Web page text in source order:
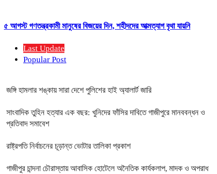
৫ আগস্ট গণতন্ত্রকামী মানুষের বিজয়ের দিন, শহীদদের আত্মত্যাগ বৃথা যায়নি
Last Update
Popular Post
জঙ্গি হামলার শঙ্কায় সারা দেশে পুলিশের হাই অ্যালার্ট জারি
সাংবাদিক তুহিন হত্যার এক বছর: খুনিদের ফাঁসির দাবিতে গাজীপুরে মানববন্ধন ও
প্রতিবাদ সমাবেশ
রাষ্ট্রপতি নির্বাচনের চূড়ান্ত ভোটার তালিকা প্রকাশ
গাজীপুর চান্দনা চৌরাস্তায় আবাসিক হোটেলে অনৈতিক কার্যকলাপ, মাদক ও অপরাধ